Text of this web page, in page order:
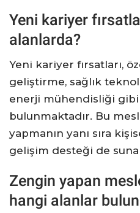
Yeni kariyer
alanlarda?
Yeni kariyer fırsatları,
geliştirme, sağlık
enerji mühendisliği
bulunmaktadır. Bu
yapmanın yanı sıra
gelişim desteği de
Zengin yapan
hangi alanlar